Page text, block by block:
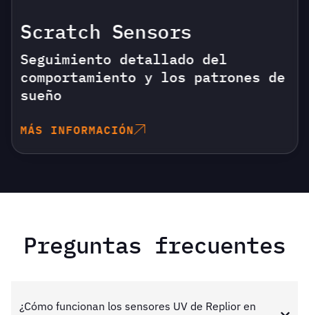
Scratch Sensors
Seguimiento detallado del
comportamiento y los patrones de
sueño
MÁS INFORMACIÓN
Preguntas frecuentes
¿Cómo funcionan los sensores UV de Replior en